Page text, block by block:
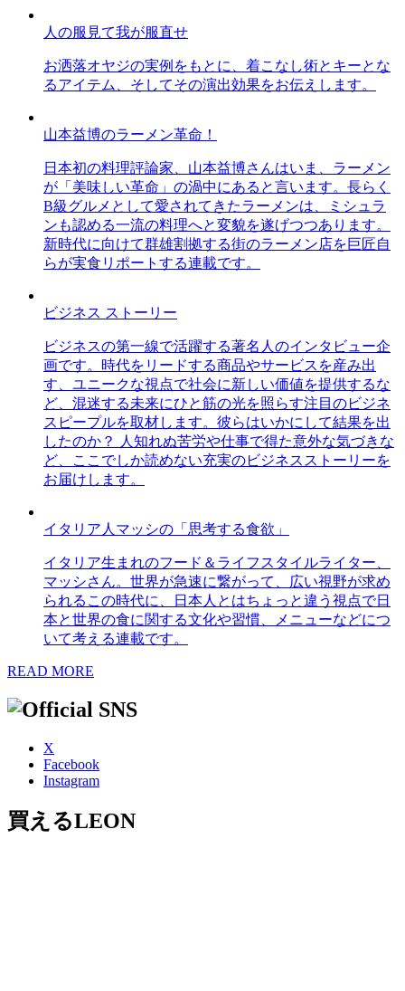
人の服見て我が服直せ
お洒落オヤジの実例をもとに、着こなし術とキーとな
るアイテム、そしてその演出効果をお伝えします。
山本益博のラーメン革命！
日本初の料理評論家、山本益博さんはいま、ラーメン
が「美味しい革命」の渦中にあると言います。長らく
B級グルメとして愛されてきたラーメンは、ミシュラ
ンも認める一流の料理へと変貌を遂げつつあります。
新時代に向けて群雄割拠する街のラーメン店を巨匠自
らが実食リポートする連載です。
ビジネス ストーリー
ビジネスの第一線で活躍する著名人のインタビュー企
画です。時代をリードする商品やサービスを産み出
す、ユニークな視点で社会に新しい価値を提供するな
ど、混迷する未来にひと筋の光を照らす注目のビジネ
スピープルを取材します。彼らはいかにして結果を出
したのか？ 人知れぬ苦労や仕事で得た意外な気づきな
ど、ここでしか読めない充実のビジネスストーリーを
お届けします。
イタリア人マッシの「思考する食欲」
イタリア生まれのフード＆ライフスタイルライター、
マッシさん。世界が急速に繋がって、広い視野が求め
られるこの時代に、日本人とはちょっと違う視点で日
本と世界の食に関する文化や習慣、メニューなどにつ
いて考える連載です。
READ MORE
X
Facebook
Instagram
買えるLEON